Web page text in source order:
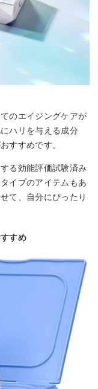
のエイジングケアが
ハリを与える成分
すすめです。
る効能評価試験済み
イプのアイテムもあ
て、自分にぴったり
すめ